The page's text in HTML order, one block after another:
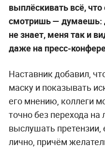
выплёскивать всё,
смотришь— думаешь:
не знает, меня так и
даже на пресс-
Наставник добавил,
маску и показывать
его мнению, коллеги
точно без перехода на
выслушать претензии,
лично, причём